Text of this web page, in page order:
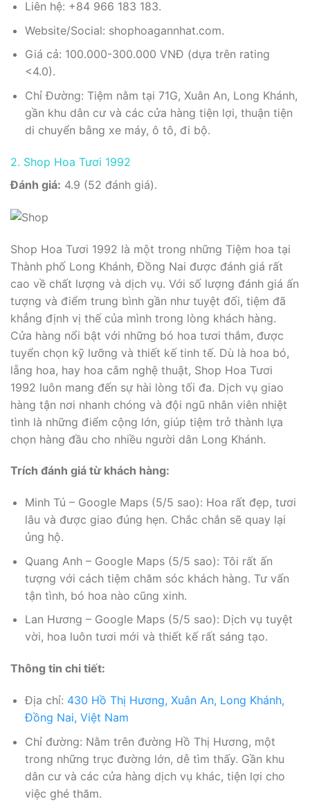
Liên hệ: +84 966 183 183.
Website/Social: shophoagannhat.com.
Giá cả: 100.000-300.000 VNĐ (dựa trên rating
<4.0).
Chỉ Đường: Tiệm nằm tại 71G, Xuân An, Long Khánh,
gần khu dân cư và các cửa hàng tiện lợi, thuận tiện
di chuyển bằng xe máy, ô tô, đi bộ.
2. Shop Hoa Tươi 1992
Đánh giá: 4.9 (52 đánh giá).
Shop Hoa Tươi 1992 là một trong những Tiệm hoa tại
Thành phố Long Khánh, Đồng Nai được đánh giá rất
cao về chất lượng và dịch vụ. Với số lượng đánh giá ấn
tượng và điểm trung bình gần như tuyệt đối, tiệm đã
khẳng định vị thế của mình trong lòng khách hàng.
Cửa hàng nổi bật với những bó hoa tươi thắm, được
tuyển chọn kỹ lưỡng và thiết kế tinh tế. Dù là hoa bó,
lẵng hoa, hay hoa cắm nghệ thuật, Shop Hoa Tươi
1992 luôn mang đến sự hài lòng tối đa. Dịch vụ giao
hàng tận nơi nhanh chóng và đội ngũ nhân viên nhiệt
tình là những điểm cộng lớn, giúp tiệm trở thành lựa
chọn hàng đầu cho nhiều người dân Long Khánh.
Trích đánh giá từ khách hàng:
Minh Tú – Google Maps (5/5 sao): Hoa rất đẹp, tươi
lâu và được giao đúng hẹn. Chắc chắn sẽ quay lại
ủng hộ.
Quang Anh – Google Maps (5/5 sao): Tôi rất ấn
tượng với cách tiệm chăm sóc khách hàng. Tư vấn
tận tình, bó hoa nào cũng xinh.
Lan Hương – Google Maps (5/5 sao): Dịch vụ tuyệt
vời, hoa luôn tươi mới và thiết kế rất sáng tạo.
Thông tin chi tiết:
Địa chỉ: 430 Hồ Thị Hương, Xuân An, Long Khánh,
Đồng Nai, Việt Nam
Chỉ đường: Nằm trên đường Hồ Thị Hương, một
trong những trục đường lớn, dễ tìm thấy. Gần khu
dân cư và các cửa hàng dịch vụ khác, tiện lợi cho
việc ghé thăm.